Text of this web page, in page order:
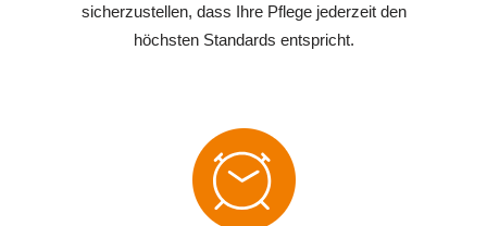
sicherzustellen, dass Ihre Pflege jederzeit den
höchsten Standards entspricht.